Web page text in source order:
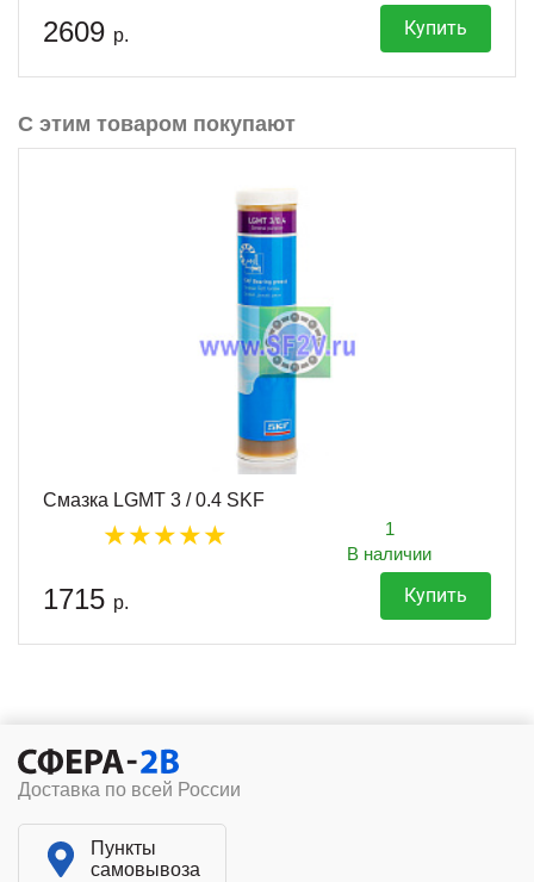
2609 р. Купить
С этим товаром покупают
Смазка LGMT 3 / 0.4 SKF
1
В наличии
1715 р. Купить
Доставка по всей России
Пункты
самовывоза